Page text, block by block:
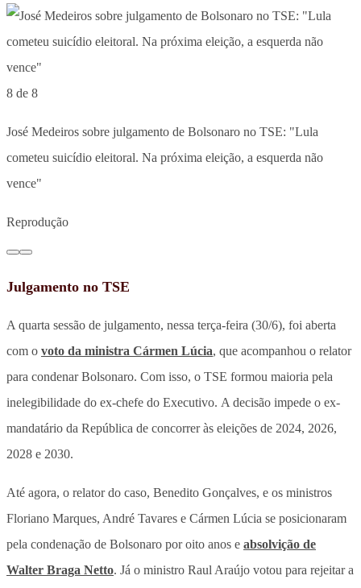
8 de 8
José Medeiros sobre julgamento de Bolsonaro no TSE: "Lula
cometeu suicídio eleitoral. Na próxima eleição, a esquerda não
vence"
Reprodução
Julgamento no TSE
A quarta sessão de julgamento, nessa terça-feira (30/6), foi aberta
com o voto da ministra Cármen Lúcia, que acompanhou o relator
para condenar Bolsonaro. Com isso, o TSE formou maioria pela
inelegibilidade do ex-chefe do Executivo. A decisão impede o ex-
mandatário da República de concorrer às eleições de 2024, 2026,
2028 e 2030.
Até agora, o relator do caso, Benedito Gonçalves, e os ministros
Floriano Marques, André Tavares e Cármen Lúcia se posicionaram
pela condenação de Bolsonaro por oito anos e absolvição de
Walter Braga Netto. Já o ministro Raul Araújo votou para rejeitar a